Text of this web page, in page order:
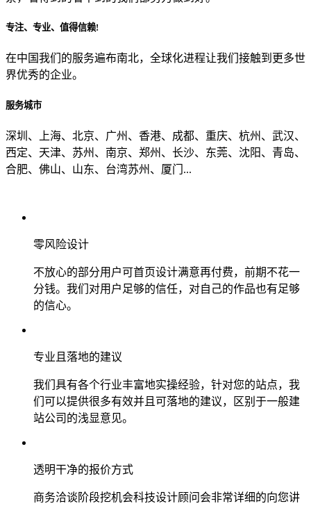
专注、专业、值得信赖!
在中国我们的服务遍布南北，全球化进程让我们接触到更多世
界优秀的企业。
服务城市
深圳、上海、北京、广州、香港、成都、重庆、杭州、武汉、
西定、天津、苏州、南京、郑州、长沙、东莞、沈阳、青岛、
合肥、佛山、山东、台湾苏州、厦门...
零风险设计
不放心的部分用户可首页设计满意再付费，前期不花一
分钱。我们对用户足够的信任，对自己的作品也有足够
的信心。
专业且落地的建议
我们具有各个行业丰富地实操经验，针对您的站点，我
们可以提供很多有效并且可落地的建议，区别于一般建
站公司的浅显意见。
透明干净的报价方式
商务洽谈阶段挖机会科技设计顾问会非常详细的向您讲